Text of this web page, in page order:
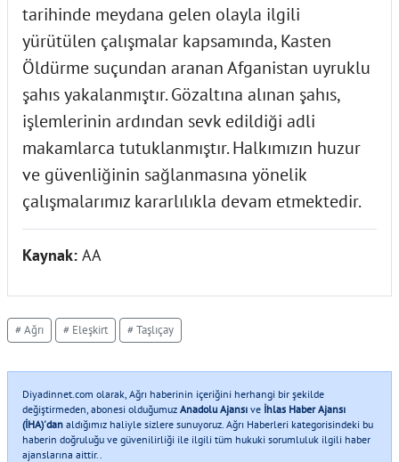
tarihinde meydana gelen olayla ilgili
yürütülen çalışmalar kapsamında, Kasten
Öldürme suçundan aranan Afganistan uyruklu
şahıs yakalanmıştır. Gözaltına alınan şahıs,
işlemlerinin ardından sevk edildiği adli
makamlarca tutuklanmıştır. Halkımızın huzur
ve güvenliğinin sağlanmasına yönelik
çalışmalarımız kararlılıkla devam etmektedir.
Kaynak: AA
# Ağrı # Eleşkirt # Taşlıçay
Diyadinnet.com olarak, Ağrı haberinin içeriğini herhangi bir şekilde
değiştirmeden, abonesi olduğumuz Anadolu Ajansı ve İhlas Haber Ajansı
(İHA)'dan aldığımız haliyle sizlere sunuyoruz. Ağrı Haberleri kategorisindeki bu
haberin doğruluğu ve güvenilirliği ile ilgili tüm hukuki sorumluluk ilgili haber
ajanslarına aittir..